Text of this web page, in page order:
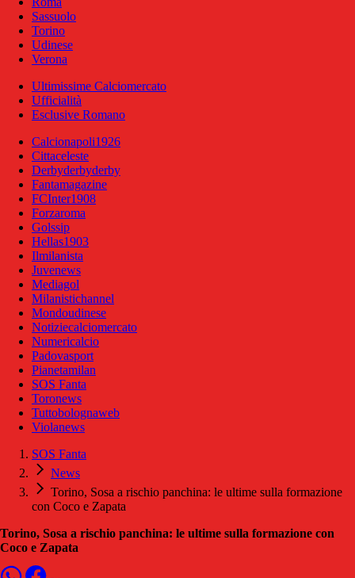
Sassuolo
Torino
Udinese
Verona
Ultimissime Calciomercato
Ufficialità
Esclusive Romano
Calcionapoli1926
Cittaceleste
Derbyderbyderby
Fantamagazine
FCInter1908
Forzaroma
Golssip
Hellas1903
Ilmilanista
Juvenews
Mediagol
Milanistichannel
Mondoudinese
Notiziecalciomercato
Numericalcio
Padovasport
Pianetamilan
SOS Fanta
Toronews
Tuttobolognaweb
Violanews
SOS Fanta
News
Torino, Sosa a rischio panchina: le ultime sulla formazione
con Coco e Zapata
Torino, Sosa a rischio panchina: le ultime sulla formazione con
Coco e Zapata